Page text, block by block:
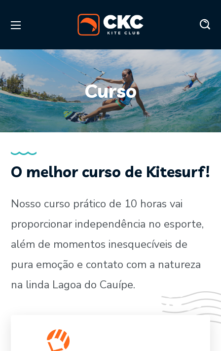
Curso
O melhor curso de Kitesurf!
Nosso curso prático de 10 horas vai
proporcionar independência no esporte,
além de momentos inesquecíveis de
pura emoção e contato com a natureza
na linda Lagoa do Cauípe.